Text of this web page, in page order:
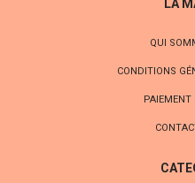
LA
QUI
CONDITIONS
PAIEMENT